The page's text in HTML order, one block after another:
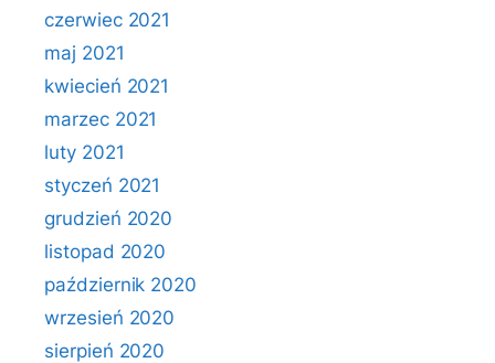
czerwiec 2021
maj 2021
kwiecień 2021
marzec 2021
luty 2021
styczeń 2021
grudzień 2020
listopad 2020
październik 2020
wrzesień 2020
sierpień 2020